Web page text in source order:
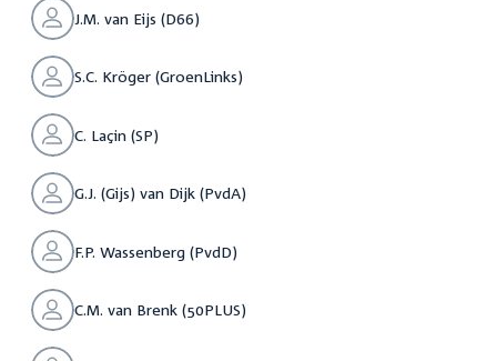
J.M. van Eijs (D66)
S.C. Kröger (GroenLinks)
C. Laçin (SP)
G.J. (Gijs) van Dijk (PvdA)
F.P. Wassenberg (PvdD)
C.M. van Brenk (50PLUS)